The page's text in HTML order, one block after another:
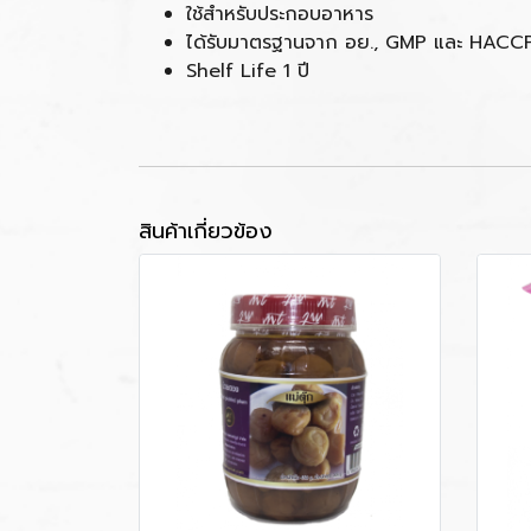
ใช้สำหรับประกอบอาหาร
ได้รับมาตรฐานจาก อย., GMP และ
Shelf Life 1 ปี
สินค้าเกี่ยวข้อง